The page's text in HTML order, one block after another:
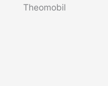
Theomobil